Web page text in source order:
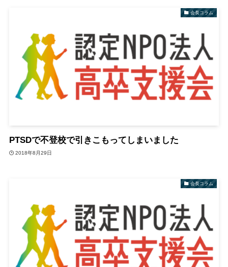
会長コラム
PTSDで不登校で引きこもってしまいました
2018年8月29日
会長コラム